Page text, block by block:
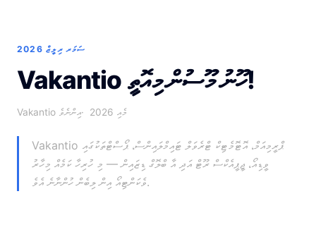
ސަމަރ ރިލީޒް 2026
Vakantio ހޫނު މޫސުން މިއޮތީ!
Vakantio އިންނެވެ މެއި 2026
Vakantio ޕްރީމިއަމް، އޮޓޮމެޓިކް ޓްރެވަލް ޓައިމްލައިންސް، ޕޯސްޓްތަކުގައި
ވީޑިއޯ، ޖީޕީއެކްސް ރޫޓް އަދި އާ ބްލޮގް ޑިޒައިން — މި ހުރިހާ ކަމެއް މިހާރު
ވެކަންޓިއޯ އިން ލިބެން ހުންނާނެ އެވެ.